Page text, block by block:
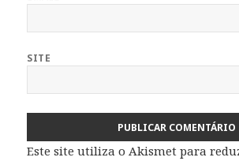
SITE
Este site utiliza o Akismet para